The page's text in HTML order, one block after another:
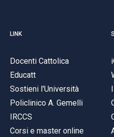
LINK
Docenti Cattolica
Educatt
Sostieni l'Università
Policlinico A. Gemelli
IRCCS
Corsi e master online